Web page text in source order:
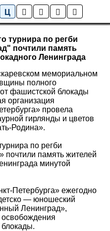
Ц
турнира по регби
почтили память
Ленинграда
мемориальном
полного
фашистской блокады
организация
провела
гирлянды и цветов
Родина».
по регби
почтили память жителей
минутой
Петербурга» ежегодно
— юношеский
Ленинград»,